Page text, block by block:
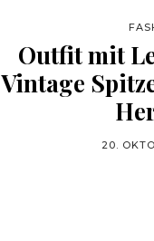
Outfit mit
Vintage
20.